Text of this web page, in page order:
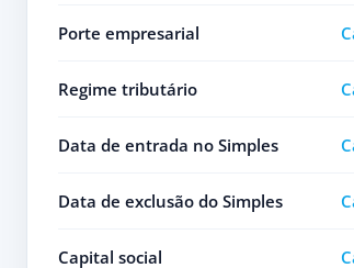
Porte empresarial
Regime tributário
Data de entrada no Simples
Data de exclusão do Simples
Capital social